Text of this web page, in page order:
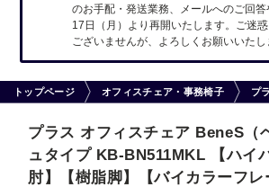
のお手配・発送業務、メールへのご回答
17日（月）より再開いたします。ご迷
ございませんが、よろしくお願いいたし
トップページ オフィスチェア・事務椅子 プ
プラス オフィスチェア BeneS（
ュタイプ KB-BN511MKL 【ハイ
肘】【樹脂脚】【バイカラーフレ